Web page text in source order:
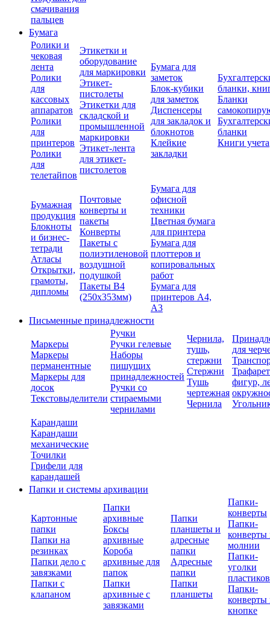
смачивания
пальцев
Бумага
Ролики и
чековая
лента
Ролики
для
кассовых
аппаратов
Ролики
для
принтеров
Ролики
для
телетайпов
Этикетки и
оборудование
для маркировки
Этикет-
пистолеты
Этикетки для
складской и
промышленной
маркировки
Этикет-лента
для этикет-
пистолетов
Бумага для
заметок
Блок-кубики
для заметок
Диспенсеры
для закладок и
блокнотов
Клейкие
закладки
бланки,
Бланки
бланки
Книги учета
Бумажная
продукция
Блокноты
и бизнес-
тетради
Атласы
Открытки,
грамоты,
дипломы
Почтовые
конверты и
пакеты
Конверты
Пакеты с
полиэтиленовой
воздушной
подушкой
Пакеты В4
(250х353мм)
Бумага для
офисной
техники
Цветная бумага
для принтера
Бумага для
плоттеров и
копировальных
работ
Бумага для
принтеров А4,
А3
Письменные принадлежности
Маркеры
Маркеры
перманентные
Маркеры для
досок
Текстовыделители
Ручки
Ручки гелевые
Наборы
пишущих
принадлежностей
Ручки со
стираемыми
чернилами
Чернила,
тушь,
стержни
Стержни
Тушь
чертежная
Чернила
для
фигур,
Карандаши
Карандаши
механические
Точилки
Грифели для
карандашей
Папки и системы архивации
Картонные
папки
Папки на
резинках
Папки дело с
завязками
Папки с
клапаном
Папки
архивные
Боксы
архивные
Короба
архивные для
папок
Папки
архивные с
завязками
Папки
планшеты и
адресные
папки
Адресные
папки
Папки
планшеты
Папки-
конверты
Папки-
конверты
молнии
Папки-
уголки
Папки-
конверты
кнопке